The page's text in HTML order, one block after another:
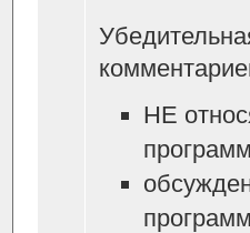
НЕ